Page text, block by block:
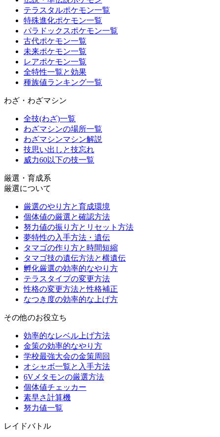
テラスタルポケモン一覧
特殊進化ポケモン一覧
パラドックスポケモン一覧
古代ポケモン一覧
未来ポケモン一覧
レアポケモン一覧
全特性一覧と効果
種族値ランキング一覧
わざ・わざマシン
全技(わざ)一覧
わざマシンの場所一覧
わざマシンマシン解説
技思い出しと技忘れ
威力60以下の技一覧
厳選・育成系
厳選について
厳選のやり方と育成環境
個体値の厳選と確認方法
努力値の振り方とリセット方法
夢特性の入手方法・遺伝
タマゴの作り方と時間短縮
タマゴ技の遺伝方法と横遺伝
孵化厳選の効率的なやり方
テラスタイプの変更方法
性格の変更方法と性格補正
なつき度の効率的な上げ方
その他のお役立ち
効率的なレベル上げ方法
金策の効率的なやり方
学校最強大会の金策周回
オシャボ一覧と入手方法
6Vメタモンの厳選方法
個体値チェッカー
素早さ計算機
努力値一覧
レイドバトル